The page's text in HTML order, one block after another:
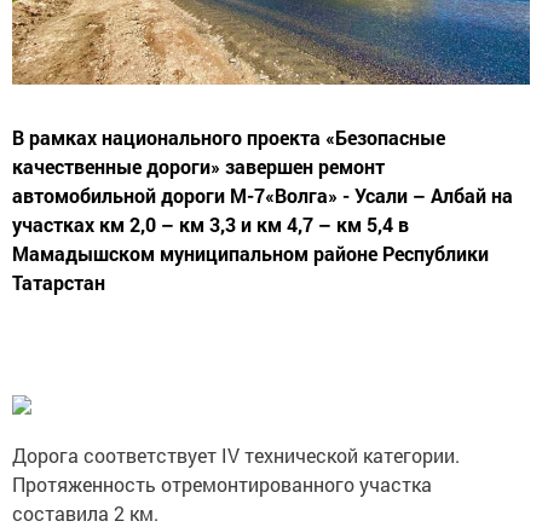
В рамках национального проекта «Безопасные
качественные дороги» завершен ремонт
автомобильной дороги М-7«Волга» - Усали – Албай на
участках км 2,0 – км 3,3 и км 4,7 – км 5,4 в
Мамадышском муниципальном районе Республики
Татарстан
Дорога соответствует IV технической категории.
Протяженность отремонтированного участка
составила 2 км.